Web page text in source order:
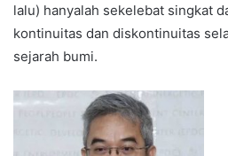
lalu) hanyalah sekelebat singkat
kontinuitas dan diskontinuitas
sejarah bumi.